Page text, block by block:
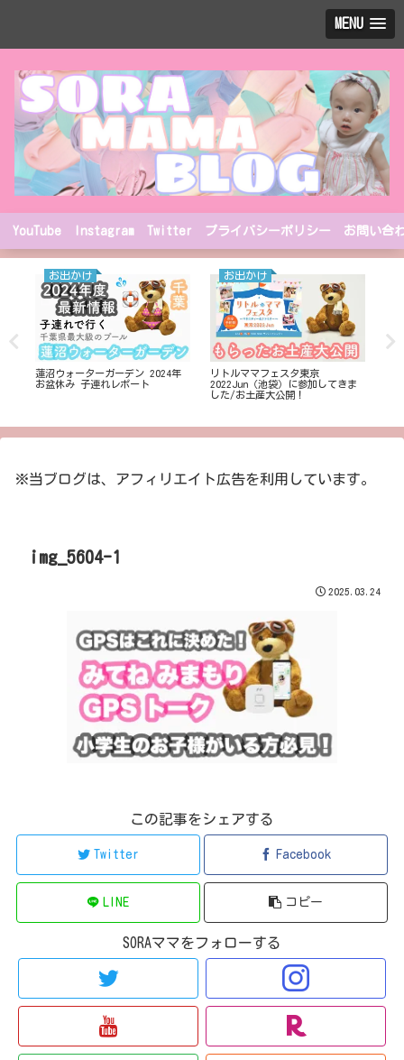
MENU
YouTube Instagram Twitter プライバシーポリシー お問い合
お出かけ
蓮沼ウォーターガーデン 2024年
お盆休み 子連れレポート
お出かけ
リトルママフェスタ東京
2022Jun（池袋）に参加してきま
した/お土産大公開！
※当ブログは、アフィリエイト広告を利用しています。
img_5604-1
2025.03.24
この記事をシェアする
Twitter Facebook
LINE コピー
SORAママをフォローする